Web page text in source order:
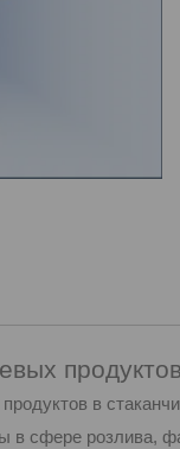
продуктов
в
в сфере розлива,